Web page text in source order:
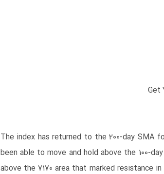
Get
​The index has returned to the 200-day
been able to move and hold above the 100-
above the 7170 area that marked resistance